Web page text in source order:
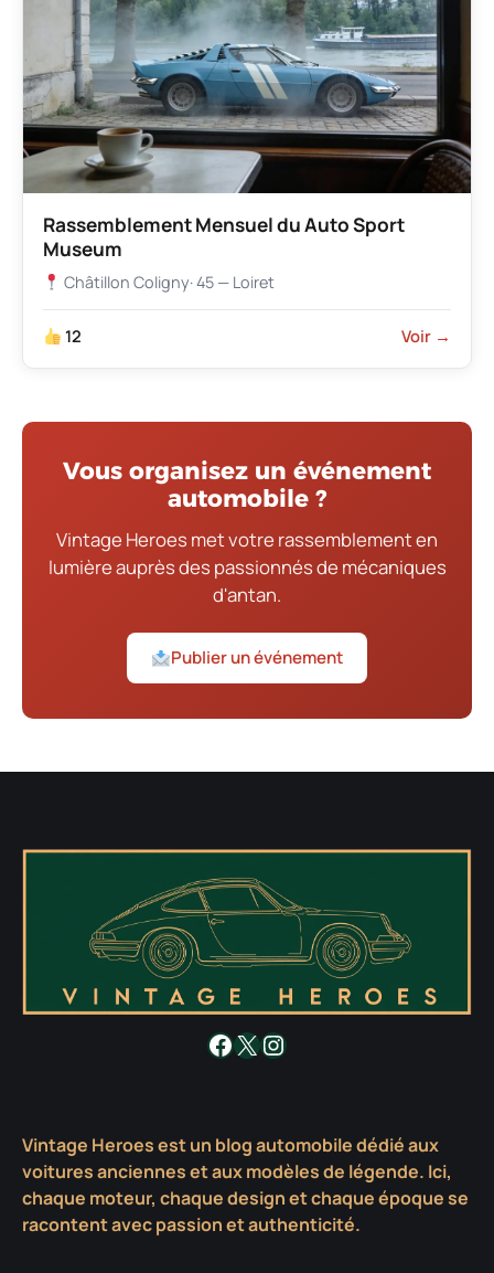
Rassemblement Mensuel du Auto Sport
Museum
Châtillon Coligny· 45 — Loiret
12 Voir →
Vous organisez un événement
automobile ?
Vintage Heroes met votre rassemblement en
lumière auprès des passionnés de mécaniques
d'antan.
Publier un événement
Facebook
X Instagram
Vintage Heroes est un blog automobile dédié aux
voitures anciennes et aux modèles de légende. Ici,
chaque moteur, chaque design et chaque époque se
racontent avec passion et authenticité.